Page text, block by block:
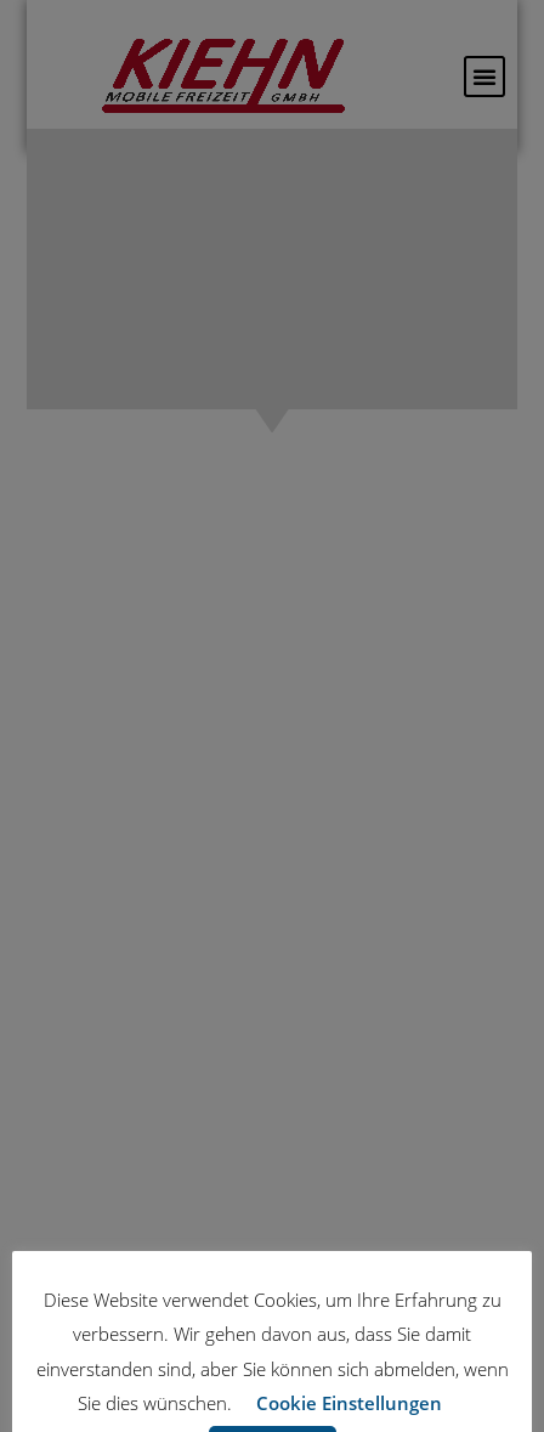
Diese Website verwendet Cookies, um Ihre Erfahrung zu
verbessern. Wir gehen davon aus, dass Sie damit
einverstanden sind, aber Sie können sich abmelden, wenn
Sie dies wünschen.
Cookie Einstellungen